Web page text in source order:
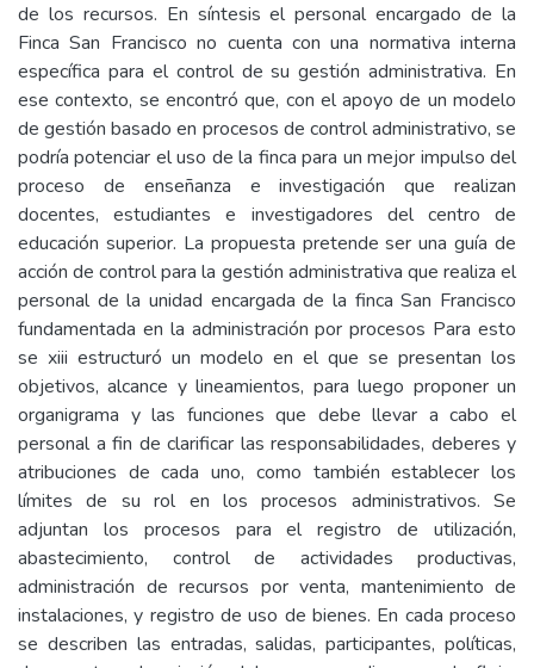
de los recursos. En síntesis el personal encargado de la
Finca San Francisco no cuenta con una normativa interna
específica para el control de su gestión administrativa. En
ese contexto, se encontró que, con el apoyo de un modelo
de gestión basado en procesos de control administrativo, se
podría potenciar el uso de la finca para un mejor impulso del
proceso de enseñanza e investigación que realizan
docentes, estudiantes e investigadores del centro de
educación superior. La propuesta pretende ser una guía de
acción de control para la gestión administrativa que realiza el
personal de la unidad encargada de la finca San Francisco
fundamentada en la administración por procesos Para esto
se xiii estructuró un modelo en el que se presentan los
objetivos, alcance y lineamientos, para luego proponer un
organigrama y las funciones que debe llevar a cabo el
personal a fin de clarificar las responsabilidades, deberes y
atribuciones de cada uno, como también establecer los
límites de su rol en los procesos administrativos. Se
adjuntan los procesos para el registro de utilización,
abastecimiento, control de actividades productivas,
administración de recursos por venta, mantenimiento de
instalaciones, y registro de uso de bienes. En cada proceso
se describen las entradas, salidas, participantes, políticas,